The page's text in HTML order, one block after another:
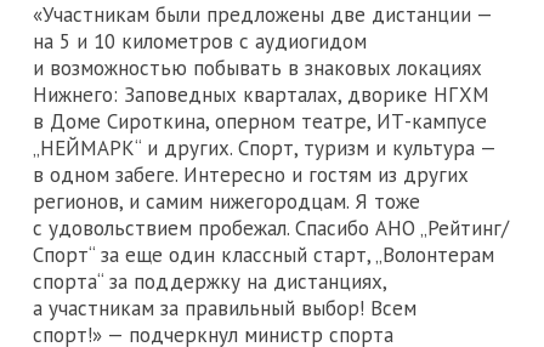
«Участникам были предложены две дистанции —
на 5 и 10 километров с аудиогидом
и возможностью побывать в знаковых локациях
Нижнего: Заповедных кварталах, дворике НГХМ
в Доме Сироткина, оперном театре, ИТ-кампусе
„НЕЙМАРК“ и других. Спорт, туризм и культура —
в одном забеге. Интересно и гостям из других
регионов, и самим нижегородцам. Я тоже
с удовольствием пробежал. Спасибо АНО „Рейтинг/
Спорт“ за еще один классный старт, „Волонтерам
спорта“ за поддержку на дистанциях,
а участникам за правильный выбор! Всем
спорт!» — подчеркнул министр спорта